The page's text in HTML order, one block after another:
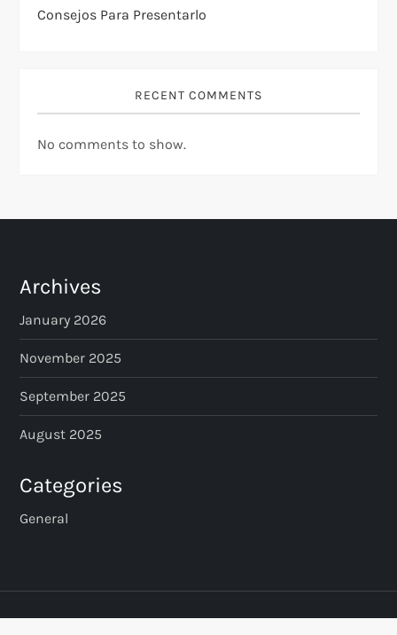
Consejos Para Presentarlo
RECENT COMMENTS
No comments to show.
Archives
January 2026
November 2025
September 2025
August 2025
Categories
General